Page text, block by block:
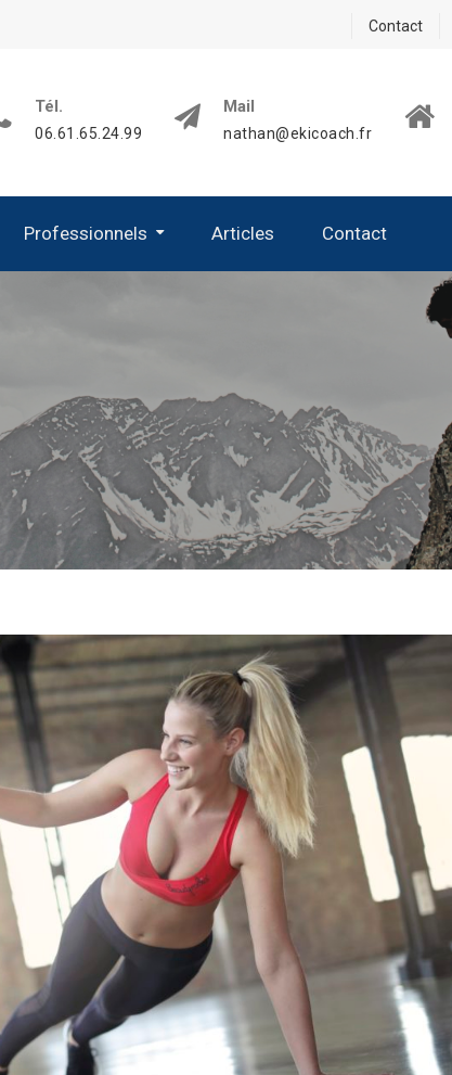
Contact
Tél.
06.61.65.24.99
Mail
nathan@ekicoach.fr
Professionnels Articles Contact